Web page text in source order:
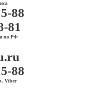
88
81
по РФ
88
Viber